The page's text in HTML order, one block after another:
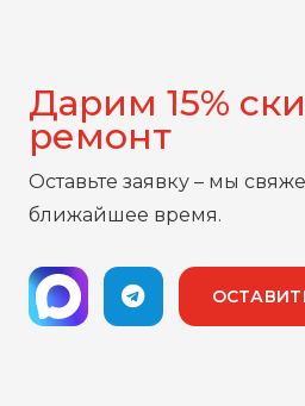
Дарим 15%
ремонт
Оставьте заявку – мы
ближайшее время.